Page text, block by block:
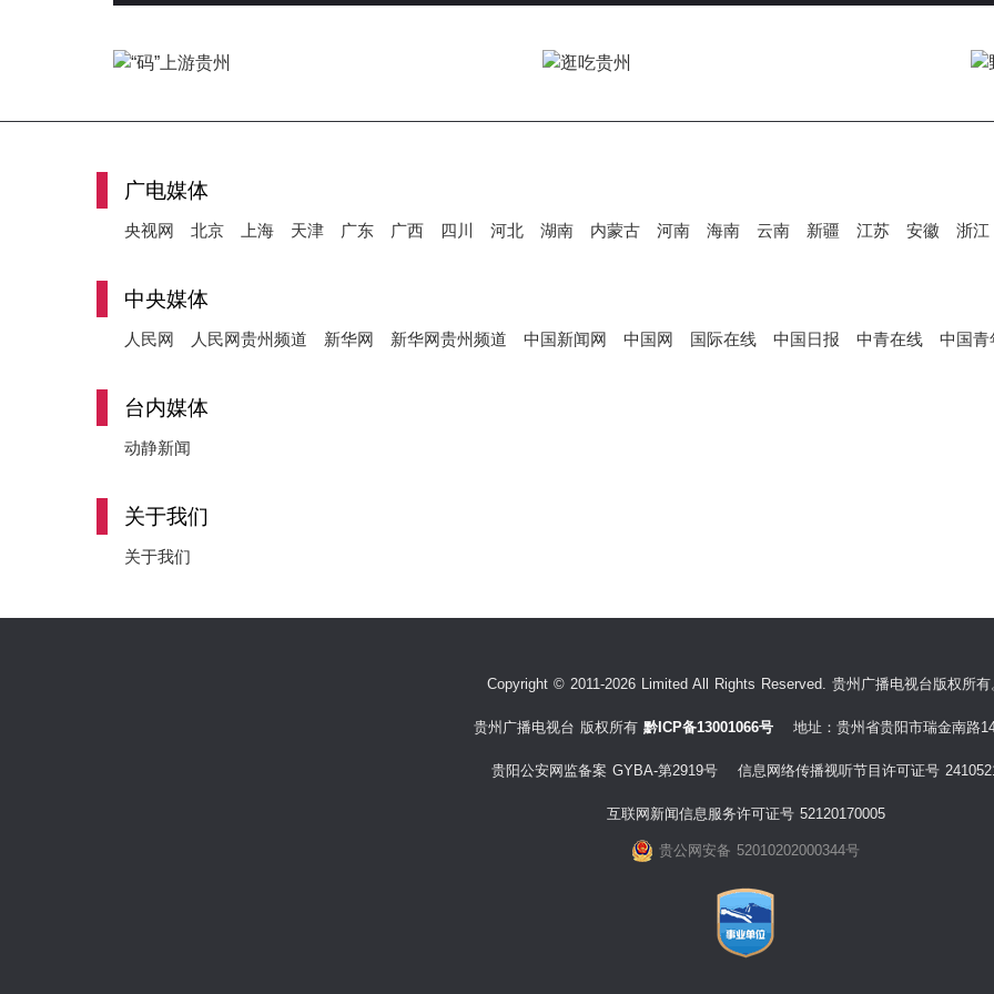
i
d
e
广电媒体
央视网 北京 上海 天津 广东 广西 四川 河北 湖南 内蒙古 河南 海南 云南 新疆 江苏 安徽 浙江
中央媒体
人民网 人民网贵州频道 新华网 新华网贵州频道 中国新闻网 中国网 国际在线 中国日报 中青在线 中国青
台内媒体
动静新闻
关于我们
关于我们
Copyright © 2011-2026 Limited All Rights Reserved. 贵州广播电视台版权所有
贵州广播电视台 版权所有 黔ICP备13001066号地址：贵州省贵阳市瑞金南路
贵阳公安网监备案 GYBA-第2919号 信息网络传播视听节目许可证号
互联网新闻信息服务许可证号 52120170005
贵公网安备 52010202000344号